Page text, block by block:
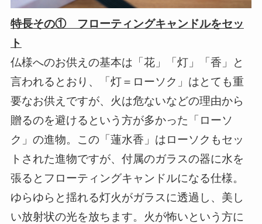
特長その① フローティングキャンドルをセッ
ト
仏様へのお供えの基本は「花」「灯」「香」と
言われるとおり、「灯＝ローソク」はとても重
要なお供えですが、火は危ないなどの理由から
贈るのを避けるという方が多かった「ローソ
ク」の進物。この「蓮水香」はローソクもセッ
トされた進物ですが、付属のガラスの器に水を
張るとフローティングキャンドルになる仕様。
ゆらゆらと揺れる灯火がガラスに透過し、美し
い放射状の光を放ちます。火が怖いという方に